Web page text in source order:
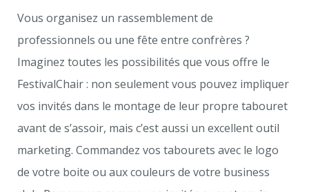
Vous organisez un rassemblement de
professionnels ou une fête entre confrères ?
Imaginez toutes les possibilités que vous offre le
FestivalChair : non seulement vous pouvez impliquer
vos invités dans le montage de leur propre tabouret
avant de s’assoir, mais c’est aussi un excellent outil
marketing. Commandez vos tabourets avec le logo
de votre boite ou aux couleurs de votre business